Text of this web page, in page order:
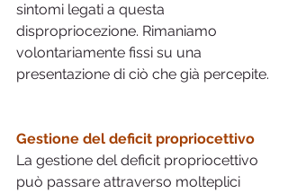
sintomi legati a questa
dispropriocezione. Rimaniamo
volontariamente fissi su una
presentazione di ciò che già percepite.
Gestione del deficit propriocettivo
La gestione del deficit propriocettivo
può passare attraverso molteplici